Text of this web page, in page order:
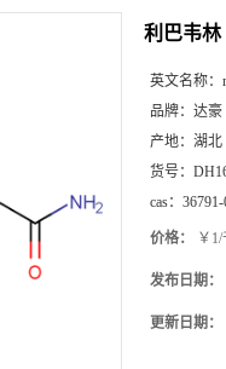
利巴韦林
英文名称：
品牌： 达豪
产地： 湖北
货号：
cas：
价格： ￥
发布日期：
更新日期：